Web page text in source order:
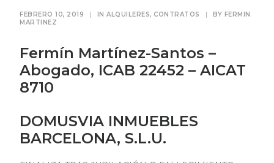
FEBRERO 10, 2019 | IN ALQUILERES, CONTRATOS | BY FERMIN
MARTINEZ
Fermín Martínez-Santos –
Abogado, ICAB 22452 – AICAT
8710
DOMUSVIA INMUEBLES
BARCELONA, S.L.U.